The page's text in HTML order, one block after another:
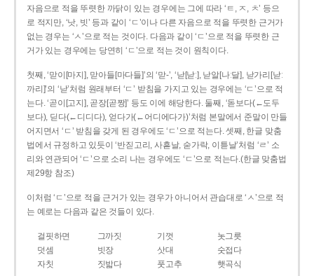
자음으로 적을 뚜렷한 까닭이 있는 경우에는 그에 따라 ‘ㅌ, ㅈ, ㅊ’ 등으
로 적지만, ‘낫, 빗’ 등과 같이 ‘ㄷ’이나 다른 자음으로 적을 뚜렷한 근거가
없는 경우는 ‘ㅅ’으로 적는 것이다. 다음과 같이 ‘ㄷ’으로 적을 뚜렷한 근
거가 있는 경우에는 당연히 ‘ㄷ’으로 적는 것이 원칙이다.
첫째, ‘맏이[마지], 맏아들[마다들]’의 ‘맏-’, ‘낟[낟ː], 낟알[나ː달], 낟가리[낟ː
까리]’의 ‘낟’처럼 원래부터 ‘ㄷ’ 받침을 가지고 있는 경우에는 ‘ㄷ’으로 적
는다. ‘곧이[고지], 곧장[곧짱]’ 등도 이에 해당한다. 둘째, ‘돋보다(←도두
보다), 딛다(←디디다), 얻다가(←어디에다가)’처럼 본말에서 준말이 만들
어지면서 ‘ㄷ’ 받침을 갖게 된 경우에도 ‘ㄷ’으로 적는다. 셋째, 한글 맞춤
법에서 규정하고 있듯이 ‘반짇고리, 사흗날, 숟가락, 이튿날’처럼 ‘ㄹ’ 소
리와 연관되어 ‘ㄷ’으로 소리 나는 경우에도 ‘ㄷ’으로 적는다.(한글 맞춤법
제29항 참조)
이처럼 ‘ㄷ’으로 적을 근거가 있는 경우가 아니어서 관습대로 ‘ㅅ’으로 적
는 예로는 다음과 같은 것들이 있다.
걸핏하면 그까짓 기껏
놋그릇
덧셈
빗장 삿대
숫접다
자칫
짓밟다 풋고추 햇곡식